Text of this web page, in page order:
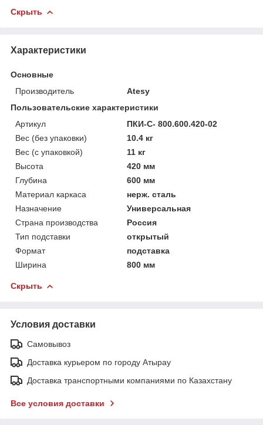
Скрыть
Характеристики
Основные
Производитель
Atesy
Пользовательские характеристики
Артикул
ПКИ-С- 800.600.420-02
Вес (без упаковки)
10.4 кг
Вес (с упаковкой)
11 кг
Высота
420 мм
Глубина
600 мм
Материал каркаса
нерж. сталь
Назначение
Универсальная
Страна производства
Россия
Тип подставки
открытый
Формат
подставка
Ширина
800 мм
Скрыть
Условия доставки
Самовывоз
Доставка курьером по городу Атырау
Доставка транспортными компаниями по Казахстану
Все условия доставки